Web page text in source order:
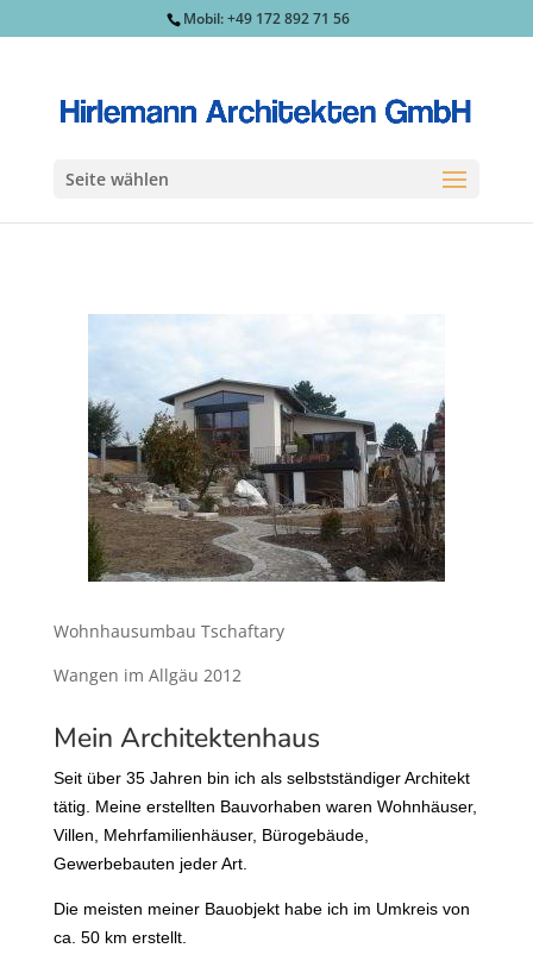
Mobil: +49 172 892 71 56
Seite wählen
Wohnhausumbau Tschaftary
Wangen im Allgäu 2012
Mein Architektenhaus
Seit über 35 Jahren bin ich als selbstständiger Architekt
tätig. Meine erstellten Bauvorhaben waren Wohnhäuser,
Villen, Mehrfamilienhäuser, Bürogebäude,
Gewerbebauten jeder Art.
Die meisten meiner Bauobjekt habe ich im Umkreis von
ca. 50 km erstellt.